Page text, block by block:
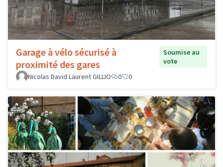
Garage à vélo sécurisé à
proximité des gares
Soumise au
vote
Nicolas David Laurent GILLIO
0 0